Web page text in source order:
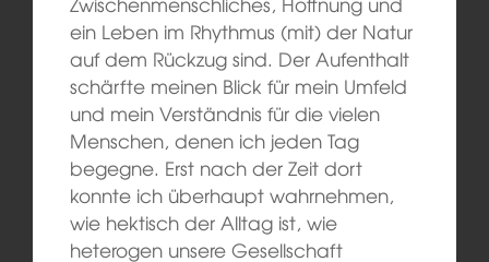
ein Leben im Rhythmus (mit) der Natur
auf dem Rückzug sind. Der Aufenthalt
schärfte meinen Blick für mein Umfeld
und mein Verständnis für die vielen
Menschen, denen ich jeden Tag
begegne. Erst nach der Zeit dort
konnte ich überhaupt wahrnehmen,
wie hektisch der Alltag ist, wie
heterogen unsere Gesellschaft